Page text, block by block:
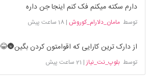
دارم سکته میکنم فک کنم اینجا جن داره
توسطمامان_دلارام_کوروش |18 ساعت پیش
از دارک ترین کارایی که اقوامتون کردن بگین🌚😂
توسطبلوپ_نت_نیاز | 21 ساعت پیش